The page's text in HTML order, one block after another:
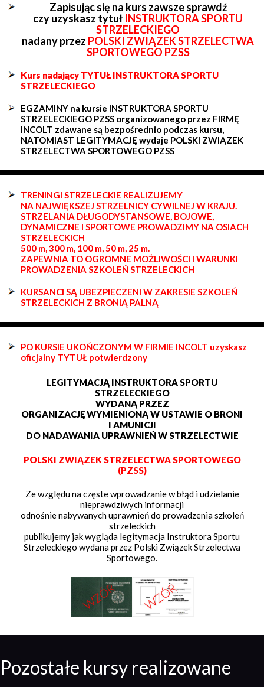
Zapisując się na kurs zawsze sprawdź
czy uzyskasz tytuł INSTRUKTORA SPORTU
STRZELECKIEGO
nadany przez POLSKI ZWIĄZEK STRZELECTWA
SPORTOWEGO PZSS
Kurs nadający TYTUŁ INSTRUKTORA SPORTU
STRZELECKIEGO
EGZAMINY na kursie INSTRUKTORA SPORTU
STRZELECKIEGO PZSS organizowanego przez FIRMĘ
INCOLT zdawane są bezpośrednio podczas kursu,
NATOMIAST LEGITYMACJĘ wydaje POLSKI ZWIĄZEK
STRZELECTWA SPORTOWEGO PZSS
TRENINGI STRZELECKIE REALIZUJEMY
NA NAJWIĘKSZEJ STRZELNICY CYWILNEJ W KRAJU.
STRZELANIA DŁUGODYSTANSOWE, BOJOWE,
DYNAMICZNE I SPORTOWE PROWADZIMY NA OSIACH
STRZELECKICH
500 m, 300 m, 100 m, 50 m, 25 m.
ZAPEWNIA TO OGROMNE MOŻLIWOŚCI I WARUNKI
PROWADZENIA SZKOLEŃ STRZELECKICH
KURSANCI SĄ UBEZPIECZENI W ZAKRESIE SZKOLEŃ
STRZELECKICH Z BRONIĄ PALNĄ
PO KURSIE UKOŃCZONYM W FIRMIE INCOLT uzyskasz
oficjalny TYTUŁ potwierdzony
LEGITYMACJĄ INSTRUKTORA SPORTU
STRZELECKIEGO
WYDANĄ PRZEZ
ORGANIZACJĘ WYMIENIONĄ W USTAWIE O BRONI
I AMUNICJI
DO NADAWANIA UPRAWNIEŃ W STRZELECTWIE
POLSKI ZWIĄZEK STRZELECTWA SPORTOWEGO
(PZSS)
Ze względu na częste wprowadzanie w błąd i udzielanie
nieprawdziwych informacji
odnośnie nabywanych uprawnień do prowadzenia szkoleń
strzeleckich
publikujemy jak wygląda legitymacja Instruktora Sportu
Strzeleckiego wydana przez Polski Związek Strzelectwa
Sportowego.
Pozostałe kursy realizowane